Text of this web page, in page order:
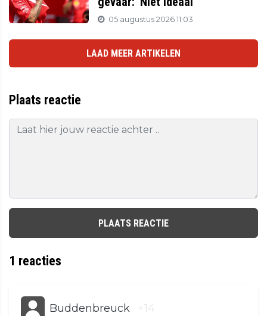
05 augustus 2026 11:03
LAAD MEER ARTIKELEN
Plaats reactie
PLAATS REACTIE
1 reacties
Buddenbreuck +14